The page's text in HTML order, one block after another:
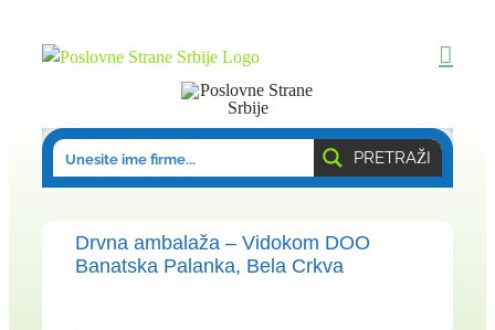
PRETRAŽI
Drvna ambalaža – Vidokom DOO
Banatska Palanka, Bela Crkva